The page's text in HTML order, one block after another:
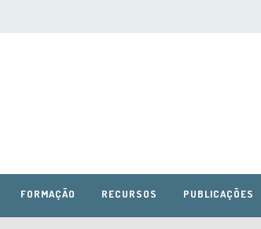
FORMAÇÃO RECURSOS PUBLICAÇÕES